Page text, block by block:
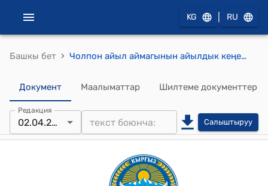
KG RU
Башкы бет › Чолпон айыл аймагынын айылдык кеңешинин 2024-жылдын 2-апрелиндеги № 11/6 "Чолпон айылын сугат суу менен камсыздоо үчүн жер астынан түтүкчөлөрдү алып өтүүгө жер аянтын бөлүп берүү жөнүндө" Токтому
Документ Маалыматтар Шилтеме документтер
Редакция
02.04.2024 Салыштыруу